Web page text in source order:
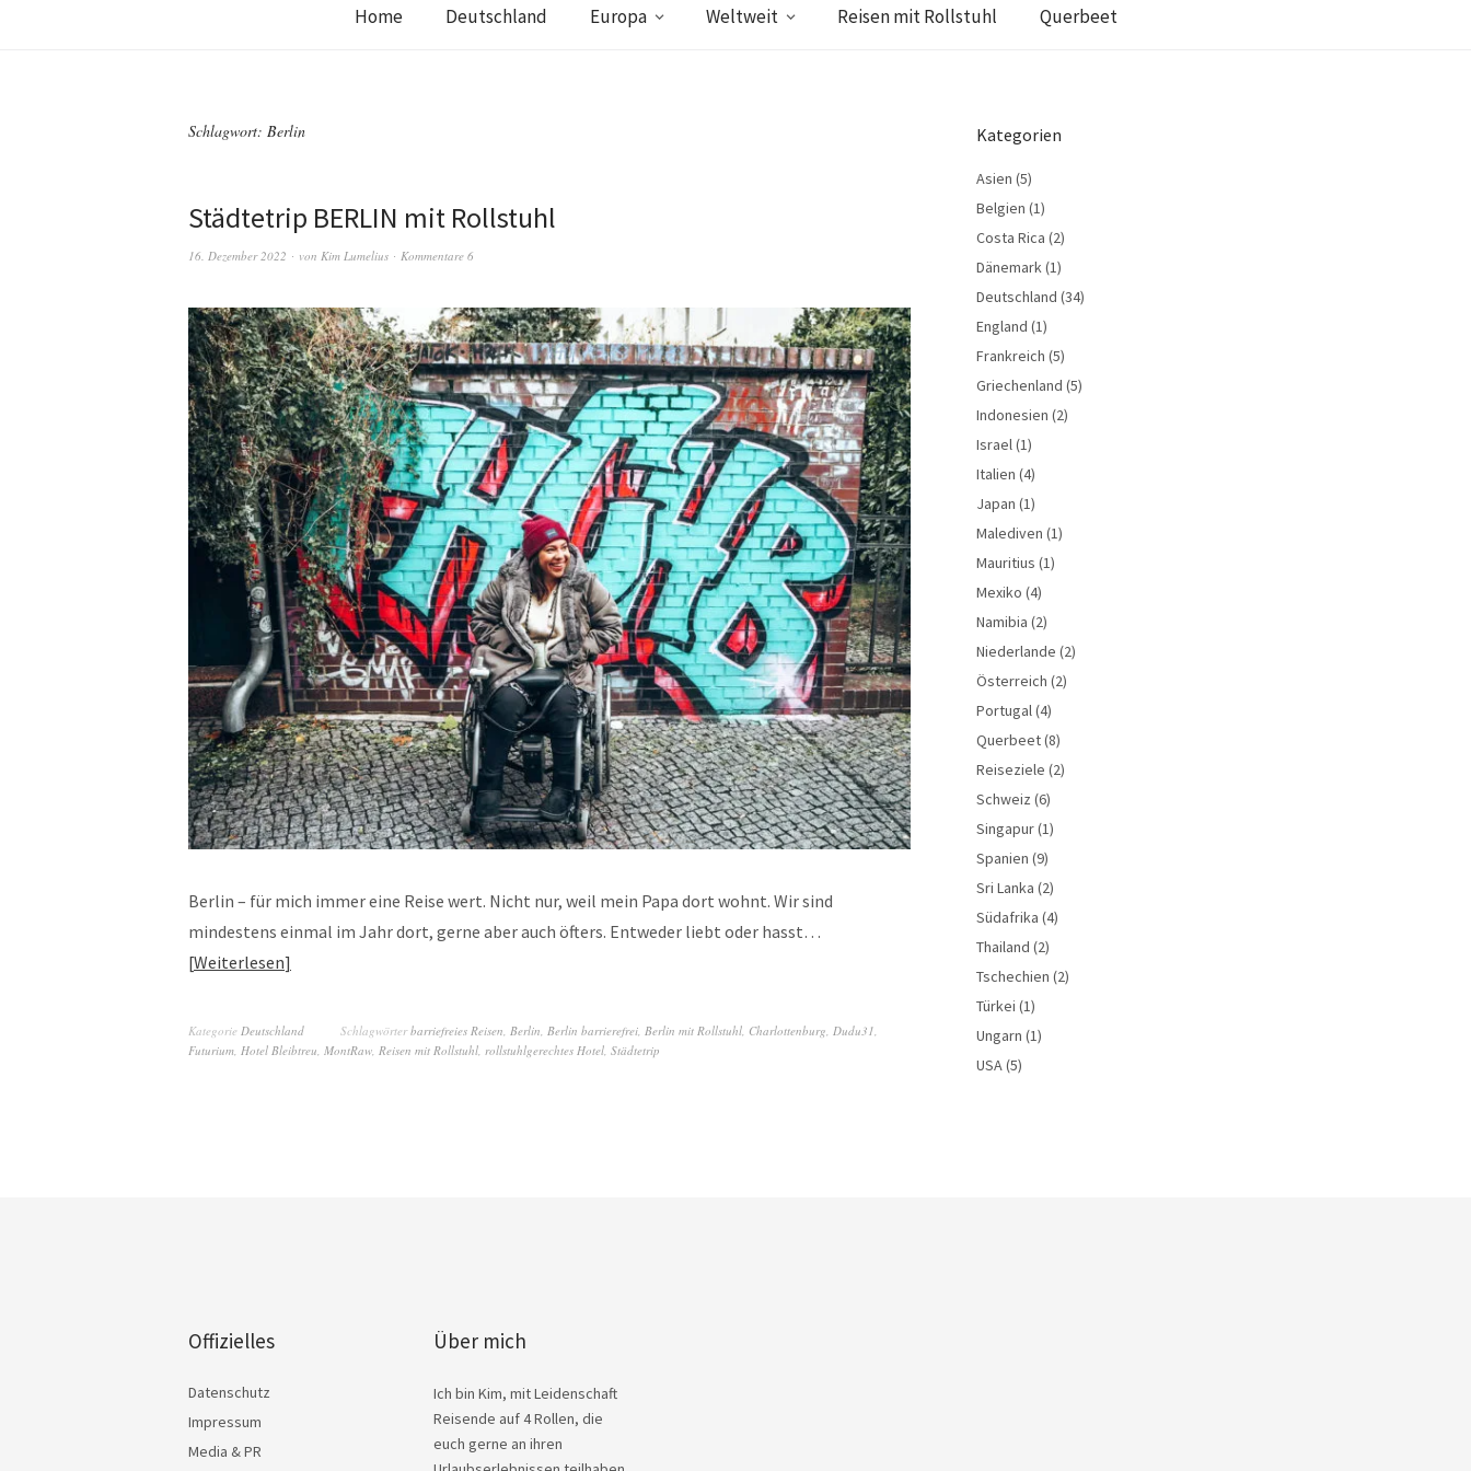
Home Deutschland Europa Weltweit Reisen mit Rollstuhl Querbeet
Schlagwort: Berlin
Städtetrip BERLIN mit Rollstuhl
16. Dezember 2022 von Kim Lumelius Kommentare 6
Berlin – für mich immer eine Reise wert. Nicht nur, weil mein Papa dort wohnt. Wir sind
mindestens einmal im Jahr dort, gerne aber auch öfters. Entweder liebt oder hasst…
Weiterlesen
Kategorie Deutschland Schlagwörterbarriefreies Reisen, Berlin, Berlin barrierefrei, Berlin mit Rollstuhl, Charlottenburg, Dudu31,
Futurium, Hotel Bleibtreu, MontRaw, Reisen mit Rollstuhl, rollstuhlgerechtes Hotel, Städtetrip
Kategorien
Asien (5)
Belgien (1)
Costa Rica (2)
Dänemark(1)
Deutschland (34)
England (1)
Frankreich (5)
Griechenland (5)
Indonesien (2)
Israel(1)
Italien (4)
Japan (1)
Malediven (1)
Mauritius (1)
Mexiko (4)
Namibia (2)
Niederlande (2)
Österreich (2)
Portugal(4)
Querbeet(8)
Reiseziele (2)
Schweiz (6)
Singapur(1)
Spanien (9)
Sri Lanka (2)
Südafrika (4)
Thailand (2)
Tschechien (2)
Türkei (1)
Ungarn (1)
USA(5)
Offizielles
Datenschutz
Impressum
Media & PR
Über mich
Ich bin Kim, mit Leidenschaft
Reisende auf 4 Rollen, die
euch gerne an ihren